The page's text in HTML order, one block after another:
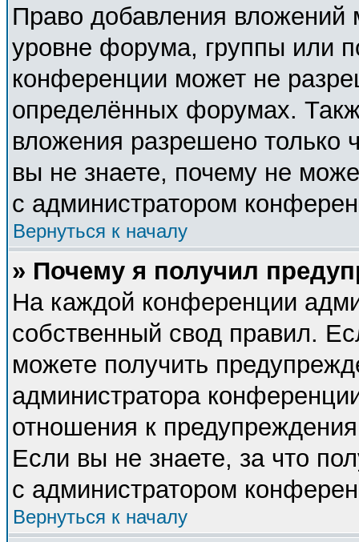
Право добавления вложений
уровне форума, группы или
конференции может не
определённых форумах.
вложения разрешено только
вы не знаете, почему не
с администратором
Вернуться к началу
» Почему я получил
На каждой конференции
собственный свод правил.
можете получить
администратора
отношения к
Если вы не знаете, за что
с администратором
Вернуться к началу